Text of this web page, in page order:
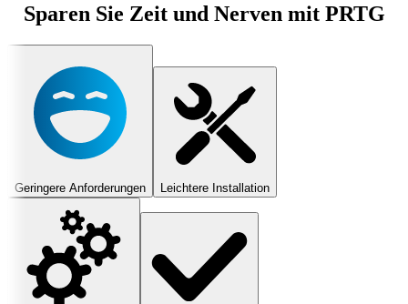
Sparen Sie Zeit und Nerven mit PRTG
Geringere Anforderungen Leichtere Installation